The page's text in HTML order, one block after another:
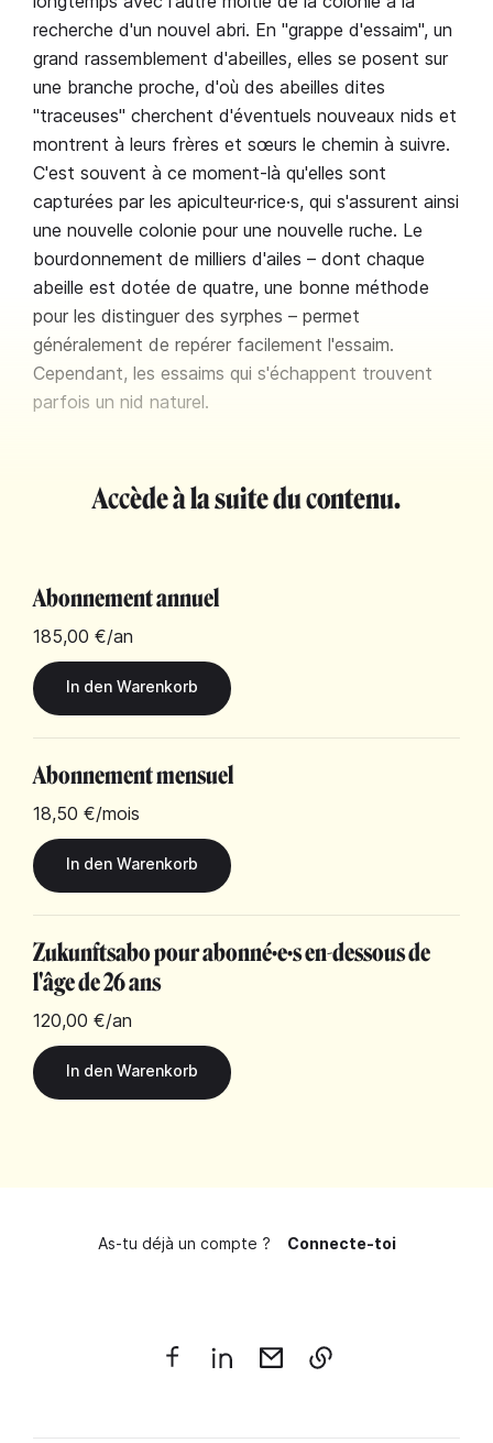
recherche d'un nouvel abri. En "grappe d'essaim", un
grand rassemblement d'abeilles, elles se posent sur
une branche proche, d'où des abeilles dites
"traceuses" cherchent d'éventuels nouveaux nids et
montrent à leurs frères et sœurs le chemin à suivre.
C'est souvent à ce moment-là qu'elles sont
capturées par les apiculteur·rice·s, qui s'assurent ainsi
une nouvelle colonie pour une nouvelle ruche. Le
bourdonnement de milliers d'ailes – dont chaque
abeille est dotée de quatre, une bonne méthode
pour les distinguer des syrphes – permet
généralement de repérer facilement l'essaim.
Cependant, les essaims qui s'échappent trouvent
parfois un nid naturel.
Accède à la suite du contenu.
Abonnement annuel
185,00 €/an
Abonnement mensuel
18,50 €/mois
Zukunftsabo pour abonné·e·s en-dessous de
l'âge de 26 ans
120,00 €/an
As-tu déjà un compte ? Connecte-toi